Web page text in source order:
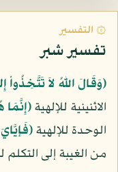
۞ التفسير
تفسير شبر
﴿وَقَالَ اللّهُ لاَ تَتَّخِذُواْ
الاثنينية للإلهية
الوحدة للإلهية
من الغيبة إلى التكلم